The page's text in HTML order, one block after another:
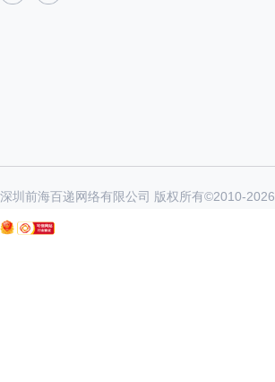
深圳前海百递网络有限公司 版权所有©2010-2026